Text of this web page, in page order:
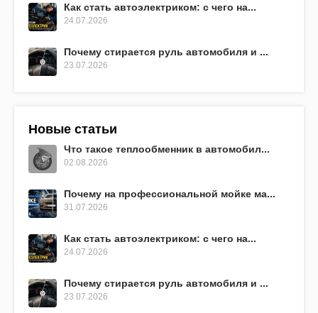
Как стать автоэлектриком: с чего на...
24.07.2026
Почему стирается руль автомобиля и ...
23.07.2026
Новые статьи
Что такое теплообменник в автомобил...
02.08.2026
Почему на профессиональной мойке ма...
31.07.2026
Как стать автоэлектриком: с чего на...
24.07.2026
Почему стирается руль автомобиля и ...
23.07.2026